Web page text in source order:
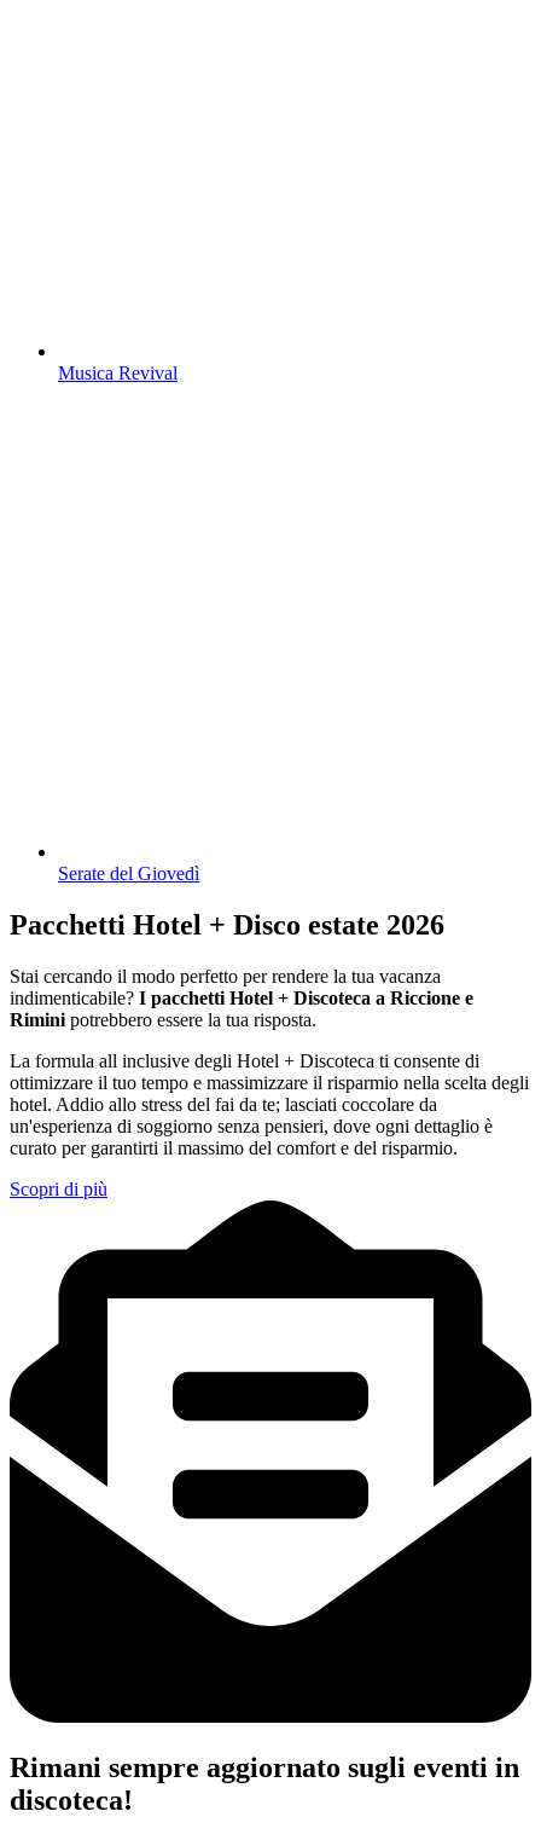
Musica Revival
Serate del Giovedì
Pacchetti Hotel + Disco estate 2026
Stai cercando il modo perfetto per rendere la tua vacanza
indimenticabile? I pacchetti Hotel + Discoteca a Riccione e
Rimini potrebbero essere la tua risposta.
La formula all inclusive degli Hotel + Discoteca ti consente di
ottimizzare il tuo tempo e massimizzare il risparmio nella scelta degli
hotel. Addio allo stress del fai da te; lasciati coccolare da
un'esperienza di soggiorno senza pensieri, dove ogni dettaglio è
curato per garantirti il massimo del comfort e del risparmio.
Scopri di più
Rimani sempre aggiornato sugli eventi in
discoteca!